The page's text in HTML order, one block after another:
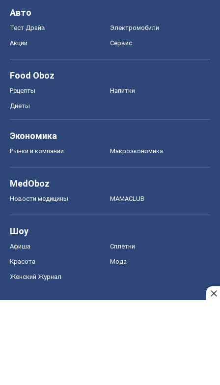
Авто
Тест Драйв Электромобили
Акции Сервис
Food Oboz
Рецепты Напитки
Диеты
Экономика
Рынки и компании Mакроэкономика
MedOboz
Новости медицины MAMACLUB
Шоу
Афиша Сплетни
Красота Мода
Женский Журнал